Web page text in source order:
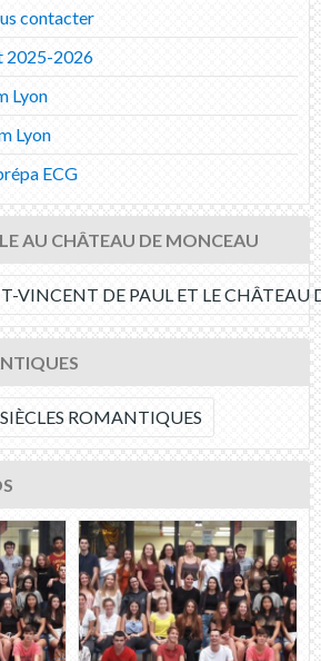
contacter
2025-2026
Lyon
Lyon
ECG
AU CHÂTEAU DE MONCEAU
VINCENT DE PAUL ET LE CHÂTEAU
ROMANTIQUES